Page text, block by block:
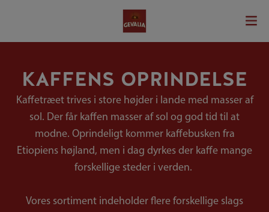
KAFFENS OPRINDELSE
Kaffetræet trives i store højder i lande med masser af
sol. Der får kaffen masser af sol og god tid til at
modne. Oprindeligt kommer kaffebusken fra
Etiopiens højland, men i dag dyrkes der kaffe mange
forskellige steder i verden.
Vores sortiment indeholder flere forskellige slags